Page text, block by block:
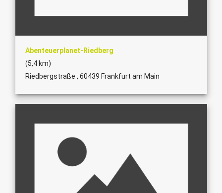
Abenteuerplanet-Riedberg
(5,4 km)
Riedbergstraße , 60439 Frankfurt am Main